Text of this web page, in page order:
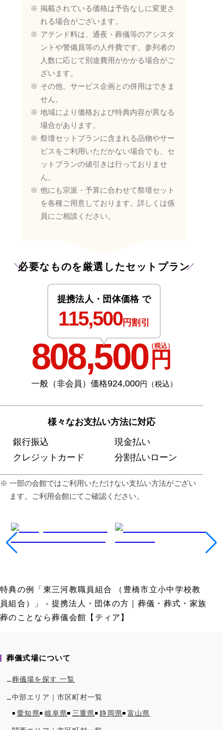
掲載されている価格は予告なしに変更さ
れる場合がございます。
アテンド料は、通夜・葬儀等のアシスタ
ントや警備員等の人件費です。参列者の
人数に応じて別途費用がかかる場合がご
ざいます。
その他、サービス企画との併用はできま
せん。
地域により価格および特典内容が異なる
場合があります。
祭壇セットプランに含まれる品物やサー
ビスをご利用いただかない場合でも、セ
ットプランの値引きは行っておりませ
ん。
他にも宗派・予算に合わせて祭壇セット
を各種ご用意しております。詳しくは係
員にご相談ください。
必要なものを厳選したセットプラン
提携法人・団体価格 で
115,500円割引
808,500 円
（税込）
一般（非会員）価格924,000円（税込）
様々なお支払い方法に対応
銀行振込
現金払い
クレジットカード
分割払いローン
⼀部の会館ではご利⽤いただけない⽀払い⽅法がござい
ます。ご利⽤会館にてご確認ください。
特典の例「東三河教職員組合 （豊橋市立小中学校教
員組合）」 - 提携法人・団体の方｜葬儀・葬式・家族
葬のことなら葬儀会館【ティア】
葬儀式場について
葬儀場を探す 一覧
中部エリア｜市区町村一覧
愛知県
岐阜県 三重県 静岡県 富山県